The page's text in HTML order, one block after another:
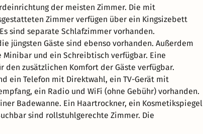
der meisten Zimmer. Die mit
Zimmer verfügen über ein Kingsizebett
sind separate Schlafzimmer vorhanden.
jüngsten Gäste sind ebenso vorhanden. Außerdem
Minibar und ein Schreibtisch verfügbar. Eine
den zusätzlichen Komfort der Gäste verfügbar.
ein Telefon mit Direktwahl, ein TV-Gerät mit
ein Radio und WiFi (ohne Gebühr) vorhanden.
Badewanne. Ein Haartrockner, ein Kosmetikspiegel
sind rollstuhlgerechte Zimmer. Die